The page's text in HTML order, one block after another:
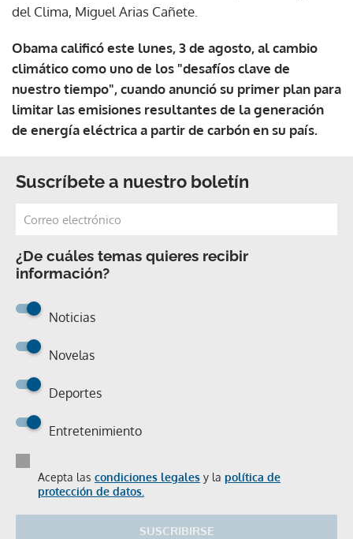
del Clima, Miguel Arias Cañete.
Obama calificó este lunes, 3 de agosto, al cambio
climático como uno de los "desafíos clave de
nuestro tiempo", cuando anunció su primer plan para
limitar las emisiones resultantes de la generación
de energía eléctrica a partir de carbón en su país.
Suscríbete a nuestro boletín
¿De cuáles temas quieres recibir
información?
Noticias
Novelas
Deportes
Entretenimiento
Acepta las condiciones legales y la política de
protección de datos.
SUSCRIBIRSE